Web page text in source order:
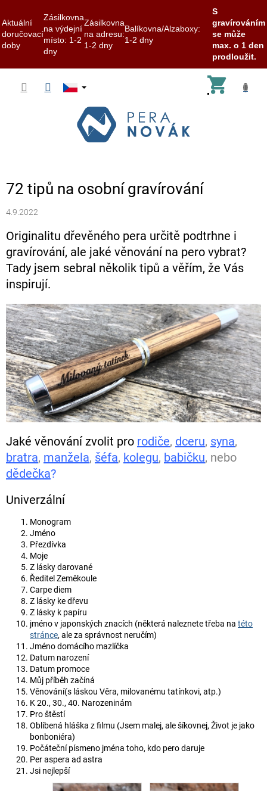
Aktuální
doručovací
doby
Zásilkovna
na výdejní
místo: 1-2
dny
Zásilkovna
na adresu:
1-2 dny
Balíkovna/Alzaboxy:
1-2 dny
S
gravírováním
se může
max. o 1 den
prodloužit.
72 tipů na osobní gravírování
4.9.2022
Originalitu dřevěného pera určitě podtrhne i
gravírování, ale jaké věnování na pero vybrat?
Tady jsem sebral několik tipů a věřím, že Vás
inspirují.
Jaké věnování zvolit pro rodiče, dceru, syna,
bratra, manžela, šéfa, kolegu, babičku, nebo
dědečka?
Univerzální
Monogram
Jméno
Přezdívka
Moje
Z lásky darované
Ředitel Zeměkoule
Carpe diem
Z lásky ke dřevu
Z lásky k papíru
jméno v japonských znacích (některá naleznete třeba na této
stránce, ale za správnost neručím)
Jméno domácího mazlíčka
Datum narození
Datum promoce
Můj příběh začíná
Věnování(s láskou Věra, milovanému tatínkovi, atp.)
K 20., 30., 40. Narozeninám
Pro štěstí
Oblíbená hláška z filmu (Jsem malej, ale šíkovnej, Život je jako
bonboniéra)
Počáteční písmeno jména toho, kdo pero daruje
Per aspera ad astra
Jsi nejlepší